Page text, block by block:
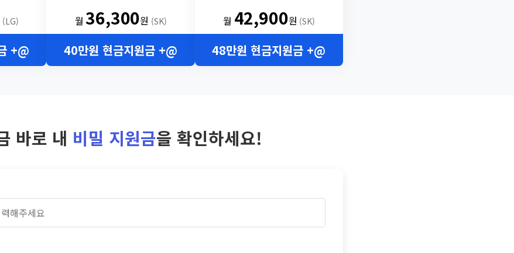
(LG)
+@
월36,300원 (SK)
40만원 현금지원금 +@
월 42,900원 (SK)
48만원 현금지원금 +@
바로 내 비밀 지원금을 확인하세요!